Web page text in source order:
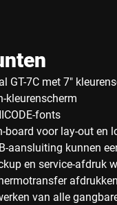
GT-7C met 7"
kleurenscherm
fonts
board voor lay-out en
aansluiting kunnen
en service-afdruk
afdrukken
van alle